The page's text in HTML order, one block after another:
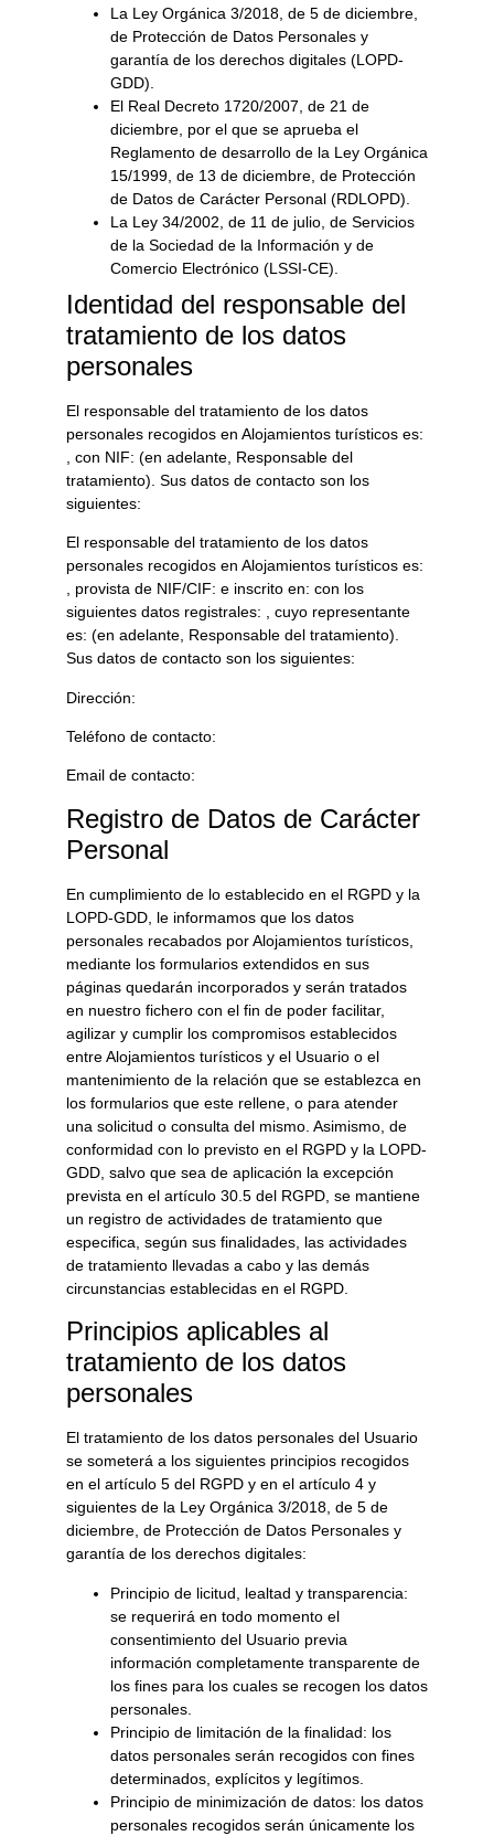
La Ley Orgánica 3/2018, de 5 de diciembre,
de Protección de Datos Personales y
garantía de los derechos digitales (LOPD-
GDD).
El Real Decreto 1720/2007, de 21 de
diciembre, por el que se aprueba el
Reglamento de desarrollo de la Ley Orgánica
15/1999, de 13 de diciembre, de Protección
de Datos de Carácter Personal (RDLOPD).
La Ley 34/2002, de 11 de julio, de Servicios
de la Sociedad de la Información y de
Comercio Electrónico (LSSI-CE).
Identidad del responsable del
tratamiento de los datos
personales
El responsable del tratamiento de los datos
personales recogidos en Alojamientos turísticos es:
, con NIF: (en adelante, Responsable del
tratamiento). Sus datos de contacto son los
siguientes:
El responsable del tratamiento de los datos
personales recogidos en Alojamientos turísticos es:
, provista de NIF/CIF: e inscrito en: con los
siguientes datos registrales:
, cuyo representante
es: (en adelante, Responsable del tratamiento).
Sus datos de contacto son los siguientes:
Dirección:
Teléfono de contacto:
Email de contacto:
Registro de Datos de Carácter
Personal
En cumplimiento de lo establecido en el RGPD y la
LOPD-GDD, le informamos que los datos
personales recabados porAlojamientos turísticos
mediante los formularios extendidos en sus
páginas quedarán incorporados y serán tratados
en nuestro fichero con el fin de poder facilitar,
agilizar y cumplir los compromisos establecidos
entreAlojamientos turísticos y el Usuario o el
mantenimiento de la relación que se establezca en
los formularios que este rellene, o para atender
una solicitud o consulta del mismo. Asimismo, de
conformidad con lo previsto en el RGPD y la LOPD-
GDD, salvo que sea de aplicación la excepción
prevista en el artículo 30.5 del RGPD, se mantiene
un registro de actividades de tratamiento que
especifica, según sus finalidades, las actividades
de tratamiento llevadas a cabo y las demás
circunstancias establecidas en el RGPD.
Principios aplicables al
tratamiento de los datos
personales
El tratamiento de los datos personales del Usuario
se someterá a los siguientes principios recogidos
en el artículo 5 del RGPD y en el artículo 4 y
siguientes de la Ley Orgánica 3/2018, de 5 de
diciembre, de Protección de Datos Personales y
garantía de los derechos digitales:
Principio de licitud, lealtad y transparencia:
se requerirá en todo momento el
consentimiento del Usuario previa
información completamente transparente de
los fines para los cuales se recogen los datos
personales.
Principio de limitación de la finalidad: los
datos personales serán recogidos con fines
determinados, explícitos y legítimos.
Principio de minimización de datos: los datos
personales recogidos serán únicamente los